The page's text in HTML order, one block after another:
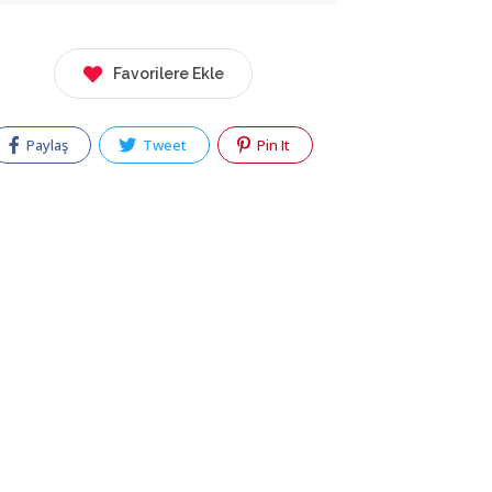
Favorilere Ekle
Paylaş Tweet Pin It